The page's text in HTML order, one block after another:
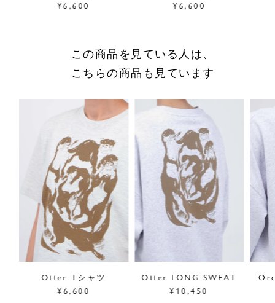
¥6,600
¥6,600
この商品を見ている人は、
こちらの商品も見ています
Otter Tシャツ
¥6,600
Otter LONG SWEAT
¥10,450